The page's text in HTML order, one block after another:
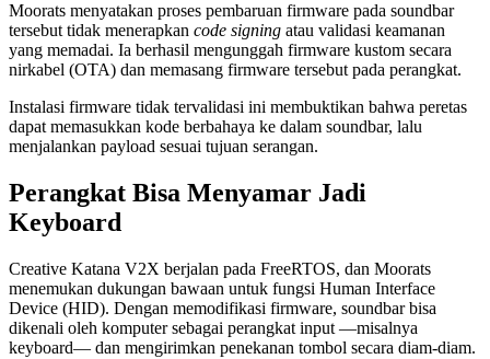
Moorats menyatakan proses pembaruan firmware pada soundbar
tersebut tidak menerapkan code signing atau validasi keamanan
yang memadai. Ia berhasil mengunggah firmware kustom secara
nirkabel (OTA) dan memasang firmware tersebut pada perangkat.
Instalasi firmware tidak tervalidasi ini membuktikan bahwa peretas
dapat memasukkan kode berbahaya ke dalam soundbar, lalu
menjalankan payload sesuai tujuan serangan.
Perangkat Bisa Menyamar Jadi
Keyboard
Creative Katana V2X berjalan pada FreeRTOS, dan Moorats
menemukan dukungan bawaan untuk fungsi Human Interface
Device (HID). Dengan memodifikasi firmware, soundbar bisa
dikenali oleh komputer sebagai perangkat input —misalnya
keyboard— dan mengirimkan penekanan tombol secara diam-diam.